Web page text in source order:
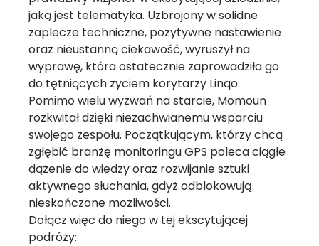
jaką jest telematyka. Uzbrojony w solidne
zaplecze techniczne, pozytywne nastawienie
oraz nieustanną ciekawość, wyruszył na
wyprawę, która ostatecznie zaprowadziła go
do tętniących życiem korytarzy Linqo.
Pomimo wielu wyzwań na starcie, Momoun
rozkwitał dzięki niezachwianemu wsparciu
swojego zespołu. Początkującym, którzy chcą
zgłębić branżę monitoringu GPS poleca ciągłe
dążenie do wiedzy oraz rozwijanie sztuki
aktywnego słuchania, gdyż odblokowują
nieskończone możliwości.
Dołącz więc do niego w tej ekscytującej
podróży: